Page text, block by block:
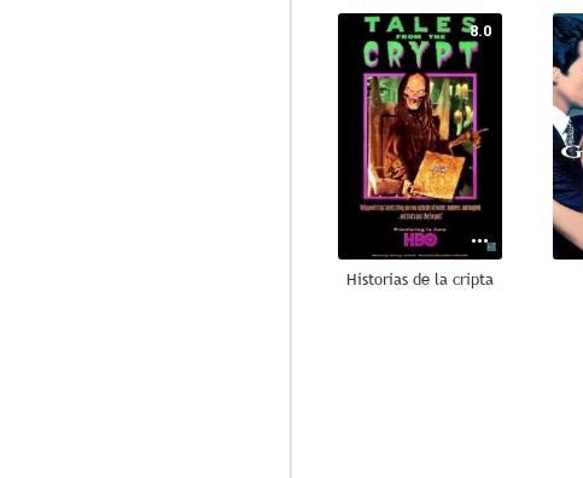
8.0
Historias de la cripta